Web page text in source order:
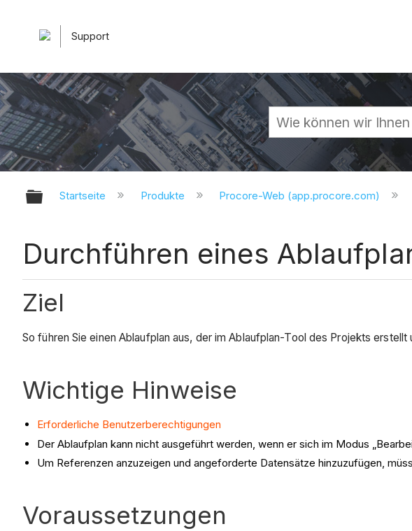
Support
Globale Hierarchie auf- und zuklappen
Startseite Produkte Procore-Web (app.procore.com)
Durchführen eines
Ziel
So führen Sie einen Ablaufplan aus, der im Ablaufplan-Tool des Projekts
Wichtige Hinweise
Erforderliche Benutzerberechtigungen
Der Ablaufplan kann nicht ausgeführt werden, wenn er sich im Modus
Um Referenzen anzuzeigen und angeforderte Datensätze hinzuzufügen,
Voraussetzungen